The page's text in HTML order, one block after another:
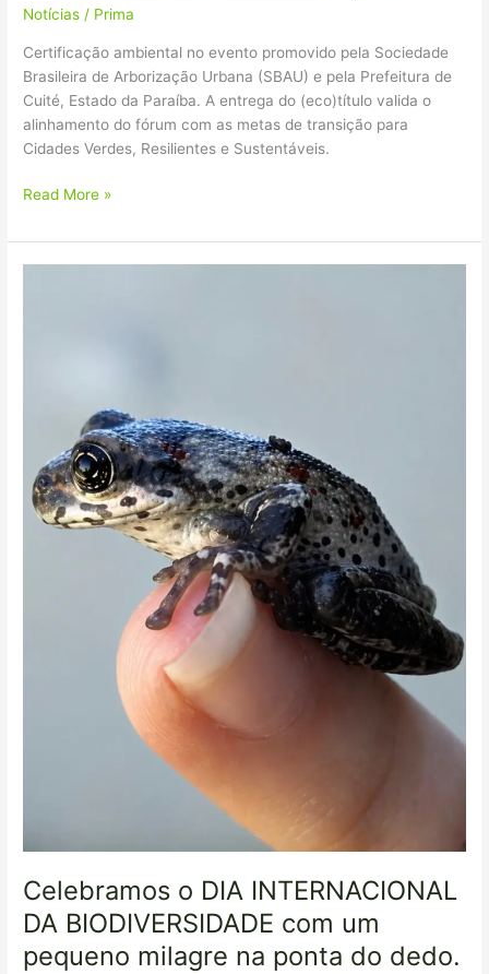
Notícias / Prima
​Certificação ambiental no evento promovido pela Sociedade
Brasileira de Arborização Urbana (SBAU) e pela Prefeitura de
Cuité, Estado da Paraíba. ​A entrega do (eco)título valida o
alinhamento do fórum com as metas de transição para
Cidades Verdes, Resilientes e Sustentáveis.
Read More »
Celebramos o DIA INTERNACIONAL
DA BIODIVERSIDADE com um
pequeno milagre na ponta do dedo.
pequeno
milagre
na